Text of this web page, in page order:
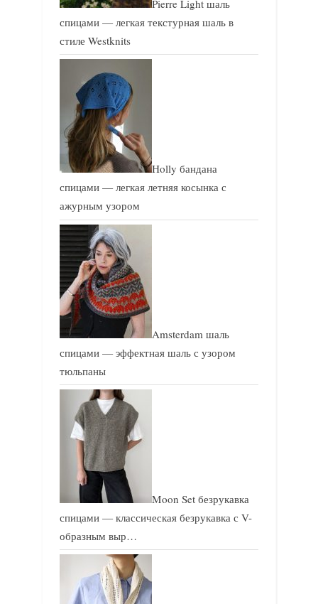
Pierre Light шаль
спицами — легкая текстурная шаль в
стиле Westknits
Holly бандана
спицами — легкая летняя косынка с
ажурным узором
Amsterdam шаль
спицами — эффектная шаль с узором
тюльпаны
Moon Set безрукавка
спицами — классическая безрукавка с V-
образным выр…